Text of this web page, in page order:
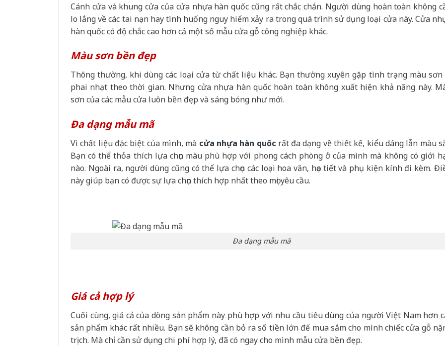
Cánh cửa và khung cửa của cửa nhựa hàn quốc cũng rất chắc chắn. Người dùng hoàn toàn không
lo lắng về các tai nạn hay tình huống nguy hiểm xảy ra trong quá trình sử dụng loại cửa này. Cửa
hàn quốc có độ chắc cao hơn cả một số mẫu cửa gỗ công nghiệp khác.
Màu sơn bền đẹp
Thông thường, khi dùng các loại cửa từ chất liệu khác. Bạn thường xuyên gặp tình trạng màu sơn
phai nhạt theo thời gian. Nhưng cửa nhựa hàn quốc hoàn toàn không xuất hiện khả năng này.
sơn của các mẫu cửa luôn bền đẹp và sáng bóng như mới.
Đa dạng mẫu mã
Vì chất liệu đặc biệt của mình, mà cửa nhựa hàn quốc rất đa dạng về thiết kế, kiểu dáng lẫn màu
Bạn có thể thỏa thích lựa chọn màu phù hợp với phong cách phòng ở của mình mà không có giới
nào. Ngoài ra, người dùng cũng có thể lựa chọn các loại hoa văn, họa tiết và phụ kiện kính đi kèm.
này giúp bạn có được sự lựa chọn thích hợp nhất theo mọi yêu cầu.
Đa dạng mẫu mã
Giá cả hợp lý
Cuối cùng, giá cả của dòng sản phẩm này phù hợp với nhu cầu tiêu dùng của người Việt Nam hơn
sản phẩm khác rất nhiều. Bạn sẽ không cần bỏ ra số tiền lớn để mua sắm cho mình chiếc cửa gỗ
trịch. Mà chỉ cần sử dụng chi phí hợp lý, đã có ngay cho mình mẫu cửa bền đẹp.